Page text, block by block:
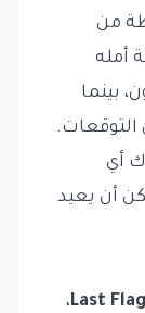
من
أمله
بينما
التوقعات.
أي
أن يعيد
Last Flag،